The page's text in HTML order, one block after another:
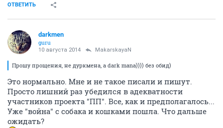
ОТВЕТИТЬ
darkmen
guru
10 августа 2014 MakarskayaN
Прошу прощения, не дуркмена, а dark mana)))) без обид)
Это нормально. Мне и не такое писали и пишут.
Просто лишний раз убедился в адекватности
участников проекта "ПП". Все, как и предполагалось...
Уже "война" с собака и кошками пошла. Что дальше
ожидать?